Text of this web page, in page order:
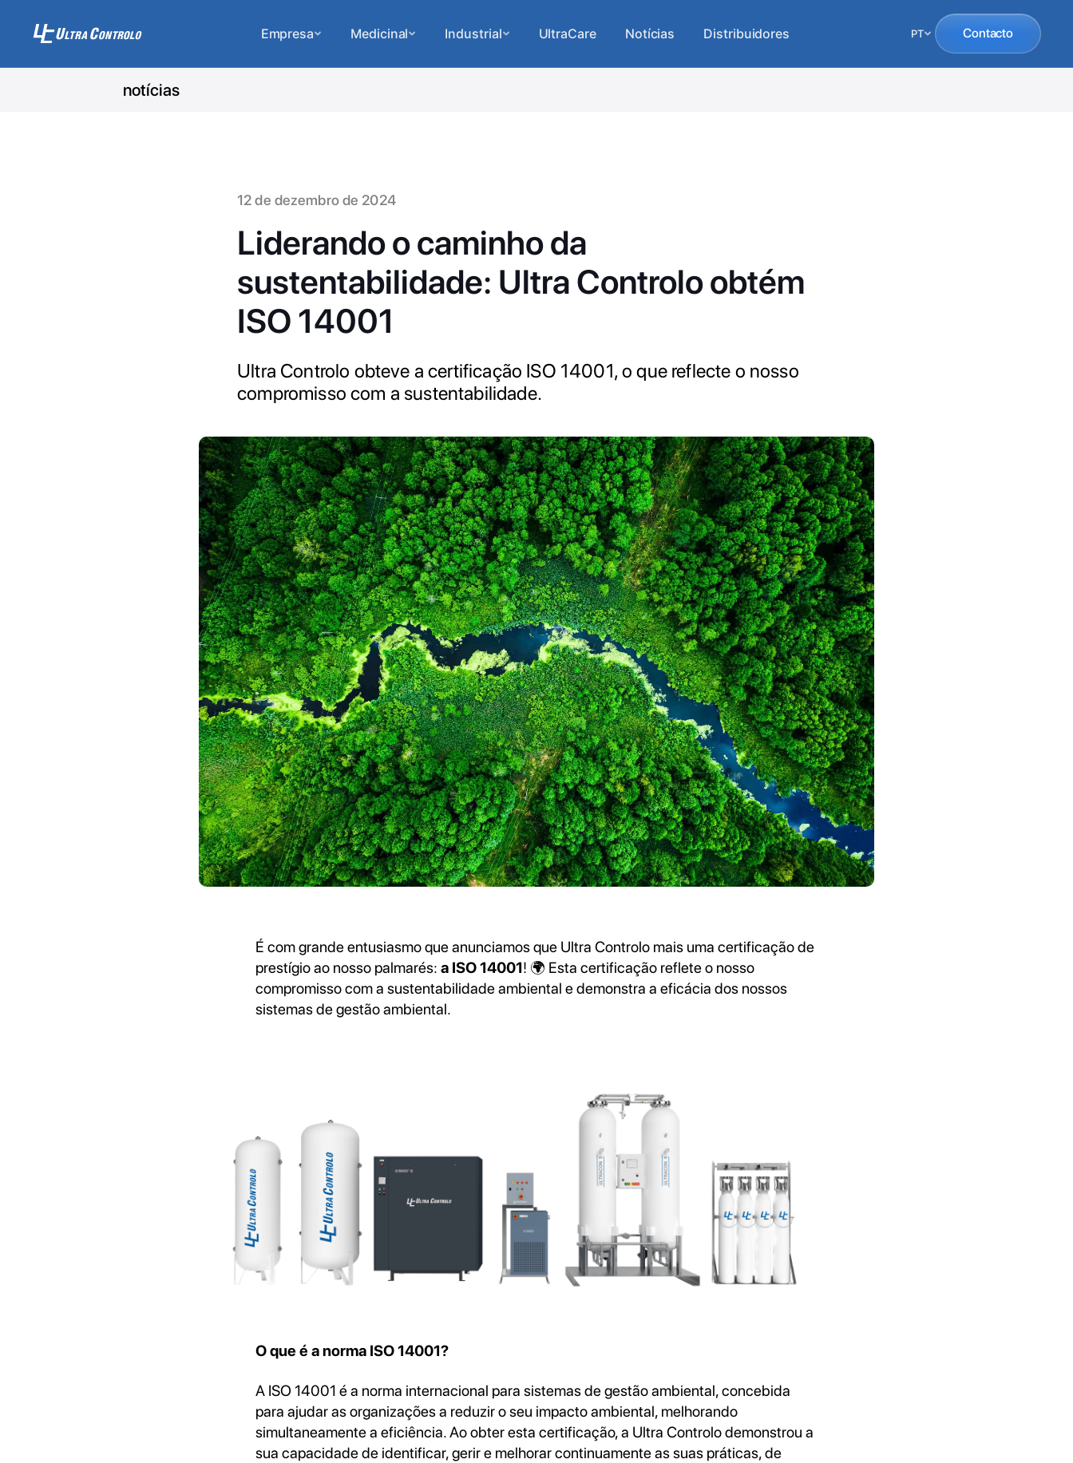
Empresa Medicinal Industrial UltraCare Notícias Distribuidores PT Contacto
notícias
12 de dezembro de 2024
Liderando o caminho da
sustentabilidade: Ultra Controlo obtém
ISO 14001
Ultra Controlo obteve a certificação ISO 14001, o que reflecte o nosso
compromisso com a sustentabilidade.
É com grande entusiasmo que anunciamos que Ultra Controlo mais uma certificação de
prestígio ao nosso palmarés: a ISO 14001! 🌍 Esta certificação reflete o nosso
compromisso com a sustentabilidade ambiental e demonstra a eficácia dos nossos
sistemas de gestão ambiental.
O que é a norma ISO 14001?
A ISO 14001 é a norma internacional para sistemas de gestão ambiental, concebida
para ajudar as organizações a reduzir o seu impacto ambiental, melhorando
simultaneamente a eficiência. Ao obter esta certificação, a Ultra Controlo demonstrou a
sua capacidade de identificar, gerir e melhorar continuamente as suas práticas, de